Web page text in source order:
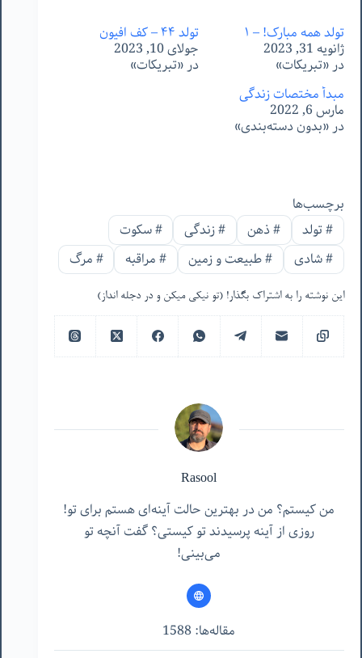
تولد همه مبارک! – ۱
ژانویه 31, 2023
در «تبریکات»
تولد ۴۴ – کف افیون
جولای 10, 2023
در «تبریکات»
مبدأ مختصات زندگی
مارس 6, 2022
در «بدون دسته‌بندی»
برچسب‌ها
#تولد #ذهن #زندگی #سکوت
#شادی #طبیعت و زمین #مراقبه #مرگ
این نوشته را به اشتراک بگذار! (تو نیکی میکن و در دجله انداز)
Rasool
من کیستم؟ من در بهترین حالت آینه‌ای هستم برای تو!
روزی از آینه پرسیدند تو کیستی؟ گفت آنچه تو
می‌بینی!
مقاله‌ها: 1588